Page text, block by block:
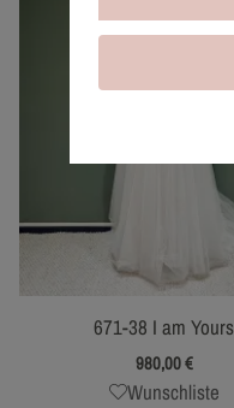
671-38 I am Yours
980,00€
Wunschliste